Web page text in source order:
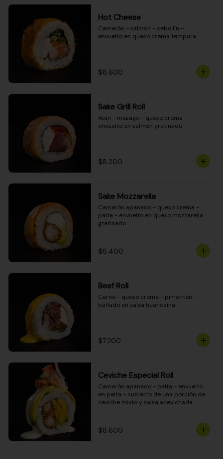
Hot Cheese
Camarón - salmón - cebollín -
envuelto en queso crema tempura
$8.600
Sake Grill Roll
Atún - masago - queso crema -
envuelto en salmón gratinado
$8.200
Sake Mozzarella
Camarón apanado - queso crema -
palta - envuelto en queso mozzarella
gratinado
$8.400
Beef Roll
Carne - queso crema - pimentón -
bañado en salsa huancaína
$7.200
Ceviche Especial Roll
Camarón apanado - palta - envuelto
en palta - cubierto de una porción de
ceviche mixto y salsa acevichada
$8.600